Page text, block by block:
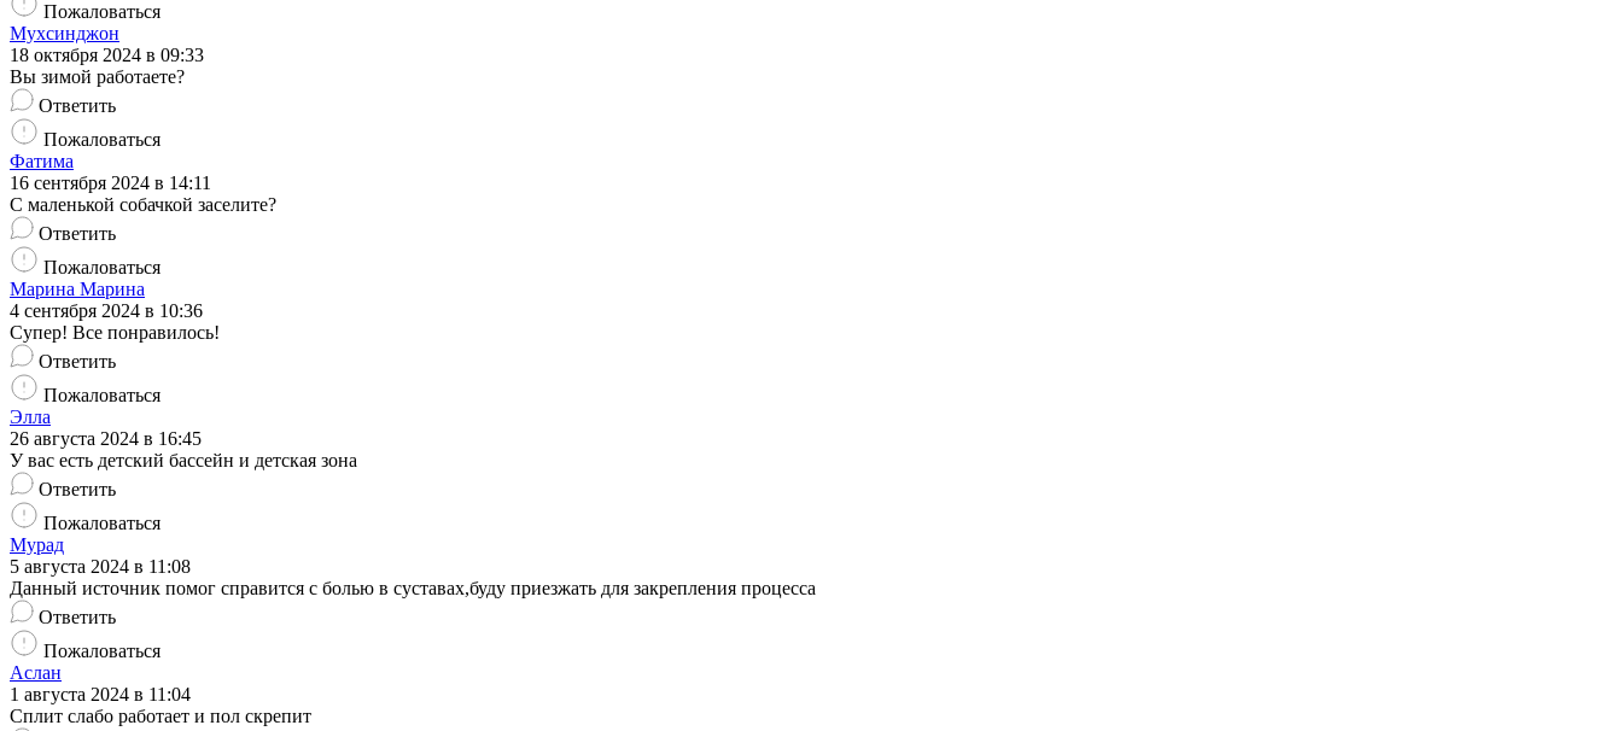
Пожаловаться
Мухсинджон
18 октября 2024 в 09:33
Вы зимой работаете?
Ответить
Пожаловаться
Фатима
16 сентября 2024 в 14:11
С маленькой собачкой заселите?
Ответить
Пожаловаться
Марина Марина
4 сентября 2024 в 10:36
Супер! Все понравилось!
Ответить
Пожаловаться
Элла
26 августа 2024 в 16:45
У вас есть детский бассейн и детская зона
Ответить
Пожаловаться
Мурад
5 августа 2024 в 11:08
Данный источник помог справится с болью в суставах,буду приезжать для закрепления процесса
Ответить
Пожаловаться
Аслан
1 августа 2024 в 11:04
Сплит слабо работает и пол скрепит